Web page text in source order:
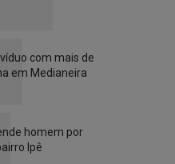
com mais de
em Medianeira
homem por
Ipê